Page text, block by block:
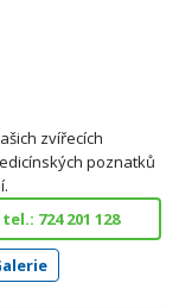
zvířecích
poznatků
724 201 128